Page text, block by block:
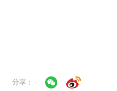
分享：